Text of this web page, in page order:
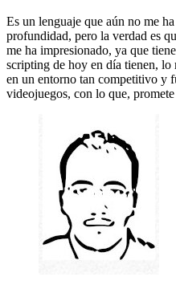
Es un lenguaje que aún no me
profundidad, pero la verdad es
me ha impresionado, ya que
scripting de hoy en día tienen,
en un entorno tan competitivo y
videojuegos, con lo que,